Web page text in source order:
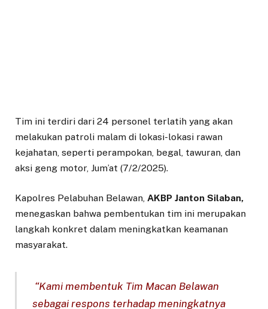
Tim ini terdiri dari 24 personel terlatih yang akan
melakukan patroli malam di lokasi-lokasi rawan
kejahatan, seperti perampokan, begal, tawuran, dan
aksi geng motor, Jum’at (7/2/2025).
Kapolres Pelabuhan Belawan, AKBP Janton Silaban,
menegaskan bahwa pembentukan tim ini merupakan
langkah konkret dalam meningkatkan keamanan
masyarakat.
“Kami membentuk Tim Macan Belawan
sebagai respons terhadap meningkatnya